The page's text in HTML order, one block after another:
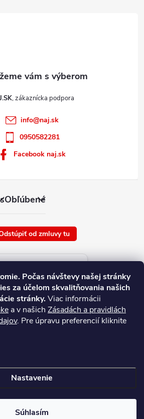
Počas návštevy našej stránky
za účelom skvalitňovania našich
stránky.Viac informácii
a v našich Zásadách a pravidlách
. Pre úpravu preferencií kliknite
Nastavenie
Súhlasím
Obľúbené
info@naj.sk
0950582281
Facebook naj.sk
od zmluvy tu
ceny tovaru
od : 9/8/2026
NAJ.SK. Všetky práva vyhradené.